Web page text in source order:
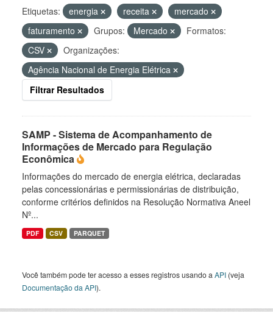
Etiquetas: energia receita
mercado
faturamento
Grupos: Mercado
Formatos:
CSV
Organizações:
Agência Nacional de Energia Elétrica
Filtrar Resultados
SAMP - Sistema de Acompanhamento de
Informações de Mercado para Regulação
Econômica
Informações do mercado de energia elétrica, declaradas
pelas concessionárias e permissionárias de distribuição,
conforme critérios definidos na Resolução Normativa Aneel
Nº...
PDF CSV PARQUET
Você também pode ter acesso a esses registros usando a API (veja
Documentação da API).